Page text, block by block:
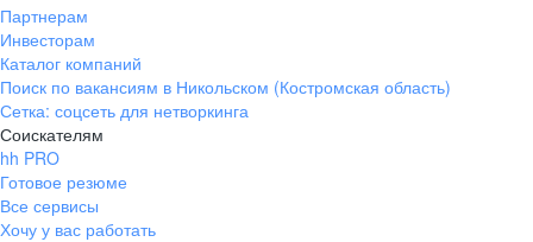
ул. Янковского, д. 169, 7 этаж,
706 каб.
+7 861 205-55-57
pr@krd.hh.ru
Владивосток
пер. Ланинский д. 4, офис 3.4
Партнерам
Инвесторам
Каталог компаний
Поиск по вакансиям в Никольском (Костромская область)
Сетка: соцсеть для нетворкинга
Соискателям
hh PRO
Готовое резюме
Все сервисы
Хочу у вас работать